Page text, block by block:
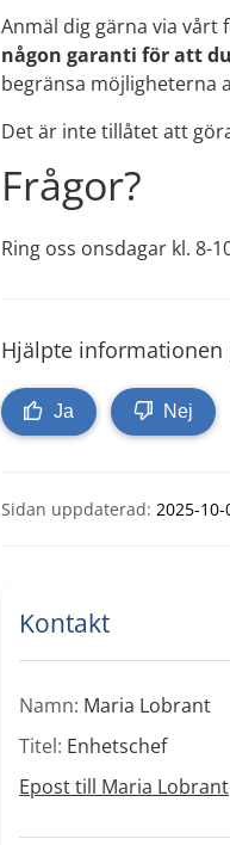
Anmäl dig gärna via
någon garanti för att
begränsa möjligheterna
Det är inte tillåtet att
Frågor?
Ring oss onsdagar kl. 8-
Hjälpte informationen
Ja Nej
Sidan uppdaterad: 2025-10-
Kontakt
Namn: Maria Lobrant
Titel: Enhetschef
Epost till Maria Lobrant